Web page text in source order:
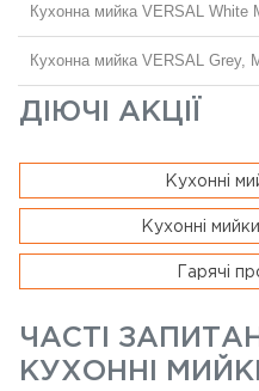
Кухонна мийка VERSAL White
Кухонна мийка VERSAL Grey,
ДІЮЧІ АКЦІЇ
Кухонні
Кухонні
Гарячі
ЧАСТІ
КУХОННІ